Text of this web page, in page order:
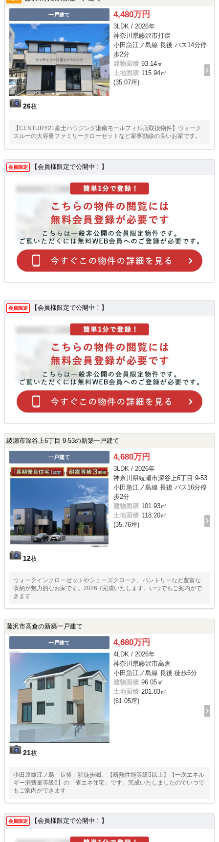
一戸建て
26枚
4,480万円
3LDK / 2026年
神奈川県藤沢市打戻
小田急江ノ島線 長後 バス14分停
歩2分
建物面積 93.14㎡
土地面積 115.94㎡
(35.07坪)
【CENTURY21富士ハウジング湘南モールフィル店取扱物件】ウォーク
スルーの大容量ファミリークローゼットなど家事動線の良いお家です。
会員限定 【会員様限定で公開中！】
会員限定 【会員様限定で公開中！】
綾瀬市深谷上6丁目 9-53の新築一戸建て
一戸建て
12枚
4,680万円
3LDK / 2026年
神奈川県綾瀬市深谷上6丁目 9-53
小田急江ノ島線 長後 バス16分停
歩2分
建物面積 101.93㎡
土地面積 118.20㎡
(35.76坪)
ウォークインクローゼットやシューズクローク、パントリーなど豊富な
収納が魅力的なお家です。2026.7完成いたします。いつでもご案内がで
きます
藤沢市高倉の新築一戸建て
一戸建て
21枚
4,680万円
4LDK / 2026年
神奈川県藤沢市高倉
小田急江ノ島線 長後 徒歩6分
建物面積 96.05㎡
土地面積 201.83㎡
(61.05坪)
小田原線江ノ島「長後」駅徒歩圏、【断熱性能等級5以上】【一次エネル
ギー消費量等級6】の「省エネ住宅」です。完成いたしましたのでいつで
もご案内ができます
会員限定 【会員様限定で公開中！】